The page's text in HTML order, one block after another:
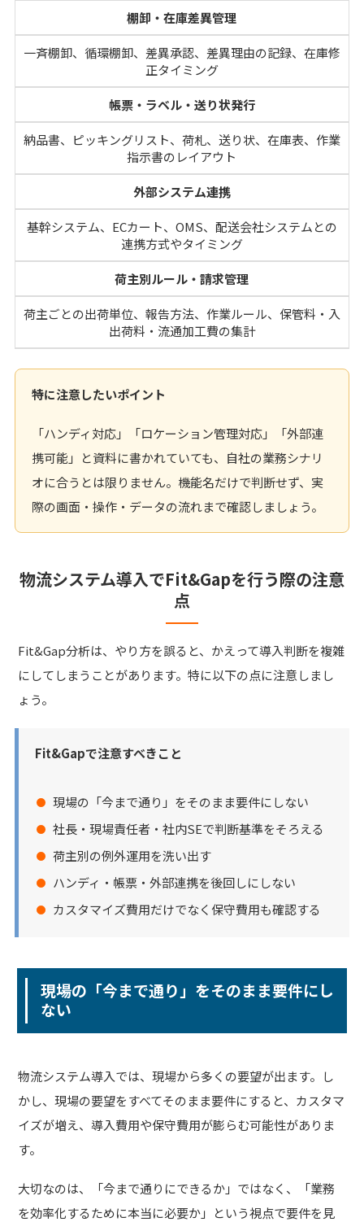
棚卸・在庫差異管理
一斉棚卸、循環棚卸、差異承認、差異理由の記録、在庫修
正タイミング
帳票・ラベル・送り状発行
納品書、ピッキングリスト、荷札、送り状、在庫表、作業
指示書のレイアウト
外部システム連携
基幹システム、ECカート、OMS、配送会社システムとの
連携方式やタイミング
荷主別ルール・請求管理
荷主ごとの出荷単位、報告方法、作業ルール、保管料・入
出荷料・流通加工費の集計
特に注意したいポイント
「ハンディ対応」「ロケーション管理対応」「外部連
携可能」と資料に書かれていても、自社の業務シナリ
オに合うとは限りません。機能名だけで判断せず、実
際の画面・操作・データの流れまで確認しましょう。
物流システム導入でFit&Gapを行う際の注意
点
Fit&Gap分析は、やり方を誤ると、かえって導入判断を複雑
にしてしまうことがあります。特に以下の点に注意しまし
ょう。
Fit&Gapで注意すべきこと
現場の「今まで通り」をそのまま要件にしない
社長・現場責任者・社内SEで判断基準をそろえる
荷主別の例外運用を洗い出す
ハンディ・帳票・外部連携を後回しにしない
カスタマイズ費用だけでなく保守費用も確認する
現場の「今まで通り」をそのまま要件にし
ない
物流システム導入では、現場から多くの要望が出ます。し
かし、現場の要望をすべてそのまま要件にすると、カスタマ
イズが増え、導入費用や保守費用が膨らむ可能性がありま
す。
大切なのは、「今まで通りにできるか」ではなく、「業務
を効率化するために本当に必要か」という視点で要件を見